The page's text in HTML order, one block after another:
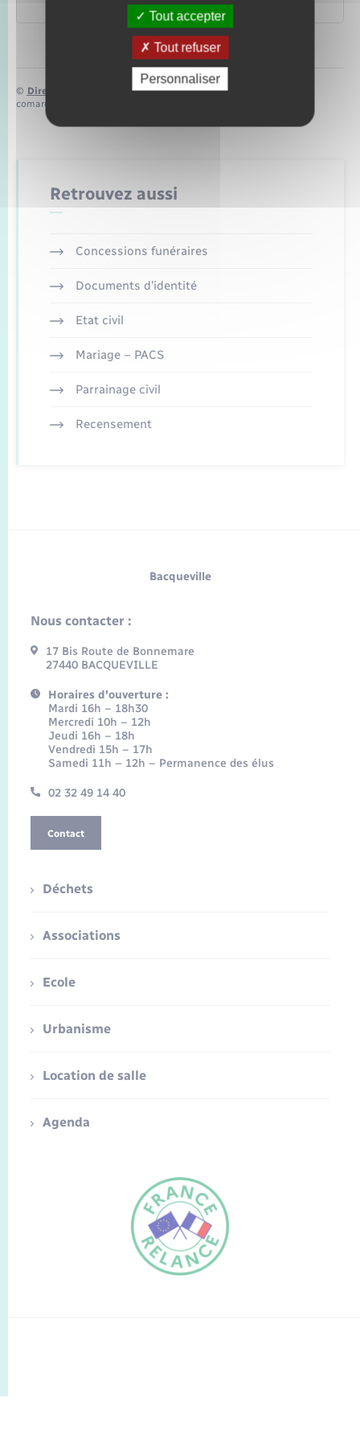
FR
© Direction de l’information légale et administrative
comarquage developpé par
Retrouvez aussi
Concessions funéraires
Documents d’identité
Etat civil
Mariage – PACS
Parrainage civil
Recensement
Bacqueville
Nous contacter :
17 Bis Route de Bonnemare
27440 BACQUEVILLE
Horaires d'ouverture :
Mardi 16h – 18h30
Mercredi 10h – 12h
Jeudi 16h – 18h
Vendredi 15h – 17h
Samedi 11h – 12h – Permanence des élus
02 32 49 14 40
Contact
Déchets
Associations
Ecole
Urbanisme
Location de salle
Agenda
Tout accepter
Tout refuser
Personnaliser